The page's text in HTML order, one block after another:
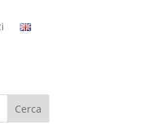
Cerca